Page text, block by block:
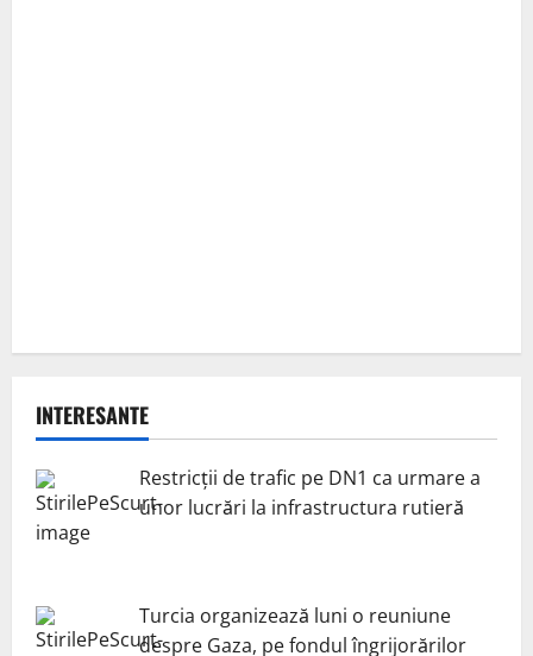
INTERESANTE
Restricții de trafic pe DN1 ca urmare a
unor lucrări la infrastructura rutieră
Turcia organizează luni o reuniune
despre Gaza, pe fondul îngrijorărilor